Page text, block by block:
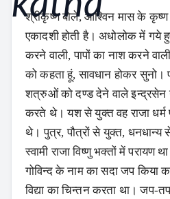
श्रीकृष्ण बोले, आश्विन मास के कृष्ण
एकादशी होती है। अधोलोक में गये
करने वाली, पापों का नाश करने
को कहता हूं, सावधान होकर सुनो।
शत्रुओं को दण्ड देने वाले इन्द्रसेन
करते थे। यश से युक्त वह राजा धर्म
थे। पुत्र, पौत्रों से युक्त, धनधान्य से
स्वामी राजा विष्णु भक्तों में परायण
गोविन्द के नाम का सदा जप किया
विद्या का चिन्तन करता था।